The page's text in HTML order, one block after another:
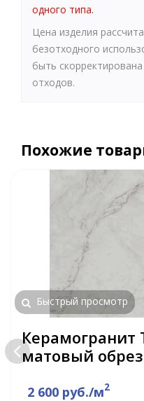
одного типа.
Цена изделия
безотходного
быть
отходов.
Похожие
Быстрый просмотр
Керамогранит
матовый
2 600 руб./м2